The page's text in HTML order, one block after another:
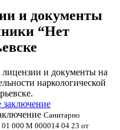
и документы
“Нет
и документы на
наркологической
Санитарно
01 000 М 000014 04 23 от